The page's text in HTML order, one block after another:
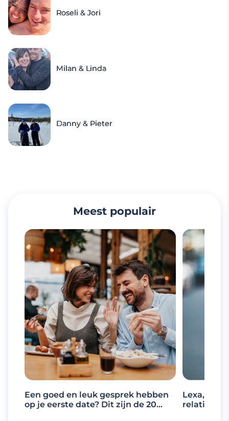
Roseli & Jori
Milan & Linda
Danny & Pieter
Meest populair
Een goed en leuk gesprek hebben
op je eerste date? Dit zijn de 20
Lexa, de
relaties